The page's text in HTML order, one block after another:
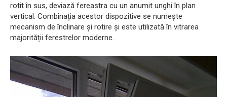
rotit în sus, deviază fereastra cu un anumit unghi în plan
vertical. Combinația acestor dispozitive se numește
mecanism de înclinare și rotire și este utilizată în vitrarea
majorității ferestrelor moderne.